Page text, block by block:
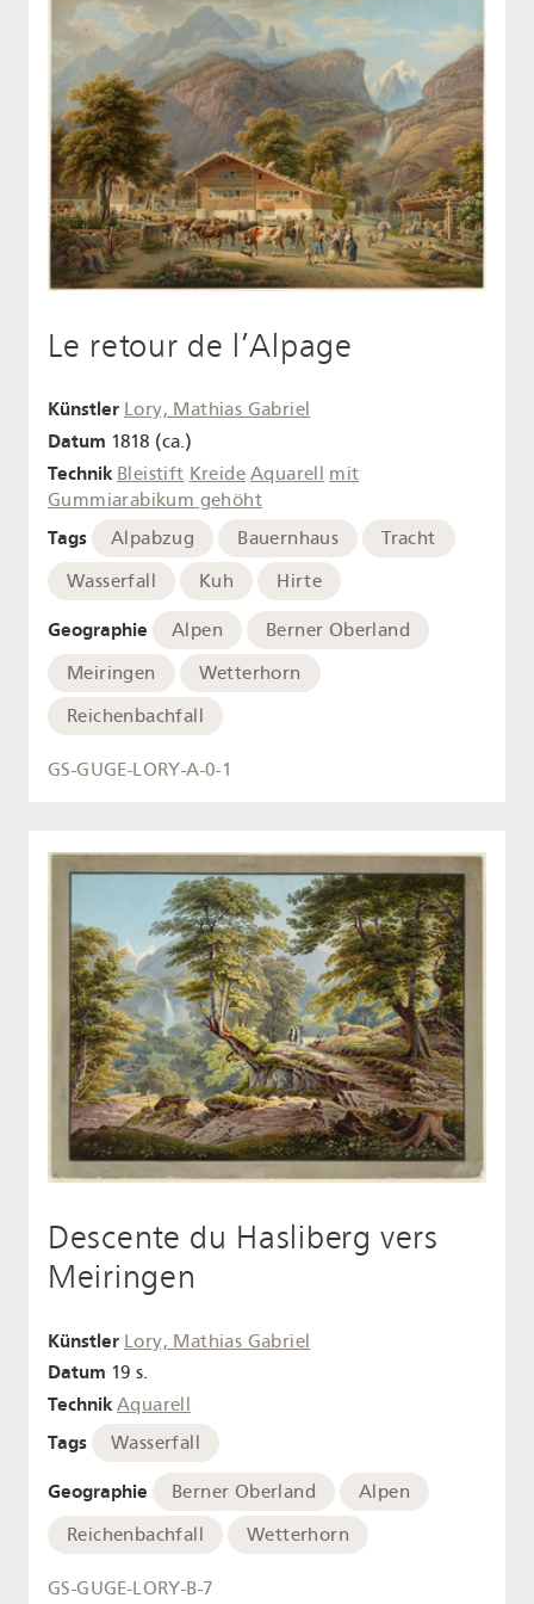
Le retour de l’Alpage
Künstler Lory, Mathias Gabriel
Datum 1818 (ca.)
Technik Bleistift Kreide Aquarell mit
Gummiarabikum gehöht
Tags Alpabzug Bauernhaus
Tracht
Wasserfall
Kuh Hirte
Geographie Alpen
Berner Oberland
Meiringen
Wetterhorn
Reichenbachfall
GS-GUGE-LORY-A-0-1
Descente du Hasliberg vers
Meiringen
Künstler Lory, Mathias Gabriel
Datum 19 s.
Technik Aquarell
Tags Wasserfall
Geographie Berner Oberland
Alpen
Reichenbachfall
Wetterhorn
GS-GUGE-LORY-B-7